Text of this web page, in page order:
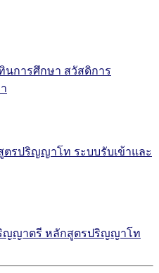
นการศึกษา สวัสดิการ
ตรปริญญาโท ระบบรับเข้าและ
ญญาตรี หลักสูตรปริญญาโท